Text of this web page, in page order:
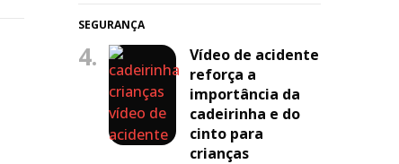
SEGURANÇA
4.
Vídeo de acidente
reforça a
importância da
cadeirinha e do
cinto para
crianças